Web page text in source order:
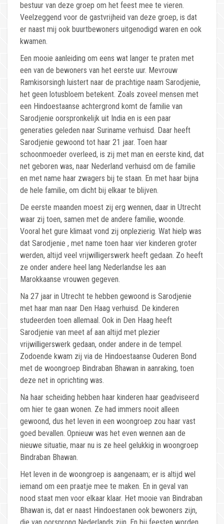
bestuur van deze groep om het feest mee te vieren.
Veelzeggend voor de gastvrijheid van deze groep, is dat
er naast mij ook buurtbewoners uitgenodigd waren en ook
kwamen.
Een mooie aanleiding om eens wat langer te praten met
een van de bewoners van het eerste uur. Mevrouw
Ramkisorsingh luistert naar de prachtige naam Sarodjenie,
het geen lotusbloem betekent. Zoals zoveel mensen met
een Hindoestaanse achtergrond komt de familie van
Sarodjenie oorspronkelijk uit India en is een paar
generaties geleden naar Suriname verhuisd. Daar heeft
Sarodjenie gewoond tot haar 21 jaar. Toen haar
schoonmoeder overleed, is zij met man en eerste kind, dat
net geboren was, naar Nederland verhuisd om de familie
en met name haar zwagers bij te staan. En met haar bijna
de hele familie, om dicht bij elkaar te blijven.
De eerste maanden moest zij erg wennen, daar in Utrecht
waar zij toen, samen met de andere familie, woonde.
Vooral het gure klimaat vond zij onplezierig. Wat hielp was
dat Sarodjenie , met name toen haar vier kinderen groter
werden, altijd veel vrijwilligerswerk heeft gedaan. Zo heeft
ze onder andere heel lang Nederlandse les aan
Marokkaanse vrouwen gegeven.
Na 27 jaar in Utrecht te hebben gewoond is Sarodjenie
met haar man naar Den Haag verhuisd. De kinderen
studeerden toen allemaal. Ook in Den Haag heeft
Sarodjenie van meet af aan altijd met plezier
vrijwilligerswerk gedaan, onder andere in de tempel.
Zodoende kwam zij via de Hindoestaanse Ouderen Bond
met de woongroep Bindraban Bhawan in aanraking, toen
deze net in oprichting was.
Na haar scheiding hebben haar kinderen haar geadviseerd
om hier te gaan wonen. Ze had immers nooit alleen
gewoond, dus het leven in een woongroep zou haar vast
goed bevallen. Opnieuw was het even wennen aan de
nieuwe situatie, maar nu is ze heel gelukkig in woongroep
Bindraban Bhawan.
Het leven in de woongroep is aangenaam; er is altijd wel
iemand om een praatje mee te maken. En in geval van
nood staat men voor elkaar klaar. Het mooie van Bindraban
Bhawan is, dat er naast Hindoestanen ook bewoners zijn,